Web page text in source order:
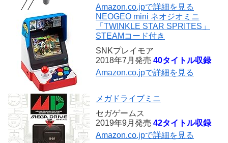
Amazon.co.jpで詳細を見る
NEOGEO mini ネオジオミニ
「TWINKLE STAR SPRITES」
STEAMコード付き
SNKプレイモア
2018年7月発売 40タイトル収録
Amazon.co.jpで詳細を見る
メガドライブミニ
セガゲームス
2019年9月発売 42タイトル収録
Amazon.co.jpで詳細を見る